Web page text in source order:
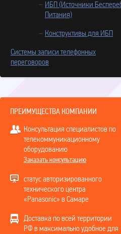
ИБП (Источники
Питания)
Конструктивы для ИБП
Системы записи телефонных
переговоров
ПРЕИМУЩЕСТВА КОМПАНИИ
Консультация специалистов по
телекоммуникационному
оборудованию
Заказать консультацию
статус авторизированного
технического центра
«Panasonic» в Самаре
Доставка по всей территории
РФ в максимально удобное для